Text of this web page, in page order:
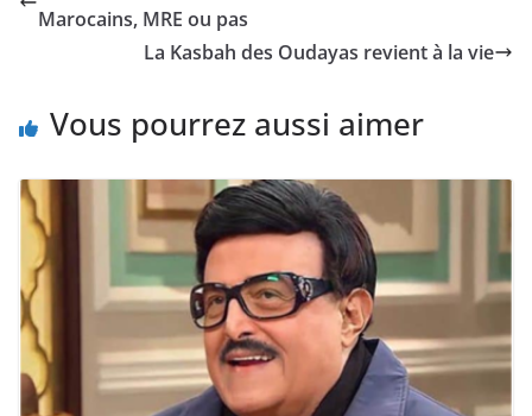
tairons le…
Marocains, MRE ou pas
La Kasbah des Oudayas revient à la vie
Vous pourrez aussi aimer